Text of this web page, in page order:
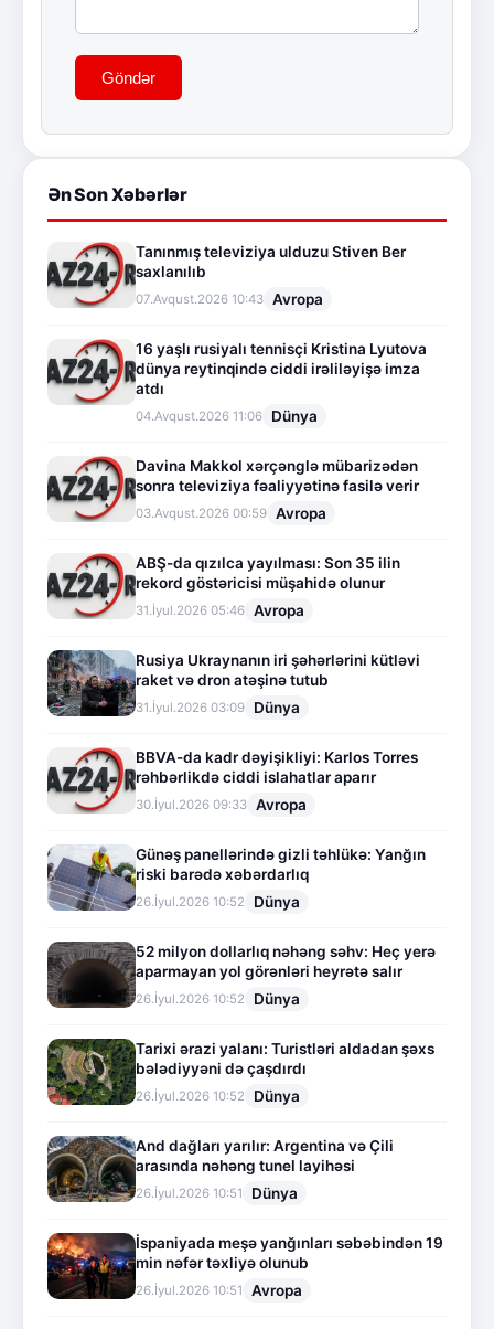
Göndər
Ən Son Xəbərlər
Tanınmış televiziya ulduzu Stiven Ber
saxlanılıb
07.Avqust.2026 10:43 Avropa
16 yaşlı rusiyalı tennisçi Kristina Lyutova
dünya reytinqində ciddi irəliləyişə imza
atdı
04.Avqust.2026 11:06 Dünya
Davina Makkol xərçənglə mübarizədən
sonra televiziya fəaliyyətinə fasilə verir
03.Avqust.2026 00:59 Avropa
ABŞ-da qızılca yayılması: Son 35 ilin
rekord göstəricisi müşahidə olunur
31.İyul.2026 05:46 Avropa
Rusiya Ukraynanın iri şəhərlərini kütləvi
raket və dron atəşinə tutub
31.İyul.2026 03:09 Dünya
BBVA-da kadr dəyişikliyi: Karlos Torres
rəhbərlikdə ciddi islahatlar aparır
30.İyul.2026 09:33 Avropa
Günəş panellərində gizli təhlükə: Yanğın
riski barədə xəbərdarlıq
26.İyul.2026 10:52 Dünya
52 milyon dollarlıq nəhəng səhv: Heç yerə
aparmayan yol görənləri heyrətə salır
26.İyul.2026 10:52 Dünya
Tarixi ərazi yalanı: Turistləri aldadan şəxs
bələdiyyəni də çaşdırdı
26.İyul.2026 10:52 Dünya
And dağları yarılır: Argentina və Çili
arasında nəhəng tunel layihəsi
26.İyul.2026 10:51 Dünya
İspaniyada meşə yanğınları səbəbindən 19
min nəfər təxliyə olunub
26.İyul.2026 10:51 Avropa